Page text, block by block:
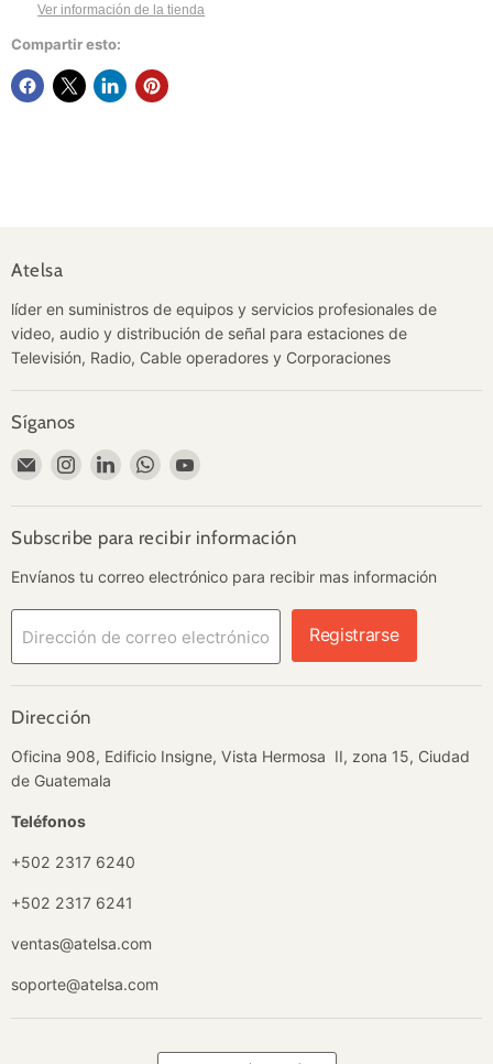
Ver información de la tienda
Compartir esto:
Atelsa
líder en suministros de equipos y servicios profesionales de
video, audio y distribución de señal para estaciones de
Televisión, Radio, Cable operadores y Corporaciones
Síganos
Encuéntrenos
Correo
electrónico
Encuéntrenos
Instagram
Encuéntrenos
LinkedIn
Encuéntrenos
WhatsApp
Encuéntrenos
YouTube
Subscribe para recibir información
Envíanos tu correo electrónico para recibir mas información
Dirección de correo electrónico Registrarse
Dirección
Oficina 908, Edificio Insigne, Vista Hermosa II, zona 15, Ciudad
de Guatemala
Teléfonos
+502 2317 6240
+502 2317 6241
ventas@atelsa.com
soporte@atelsa.com